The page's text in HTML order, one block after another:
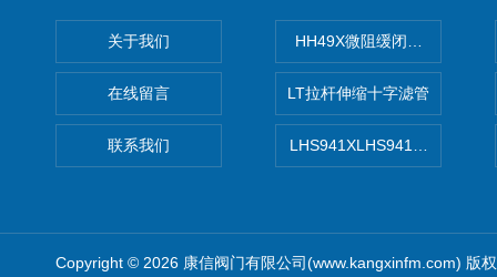
关于我们
在线留言
联系我们
HH49X微阻缓闭蝶式止回阀
LT拉杆伸缩十字滤管
LHS941XLHS941X调压调流
Copyright © 2026 康信阀门有限公司(www.kangxinfm.com) 版